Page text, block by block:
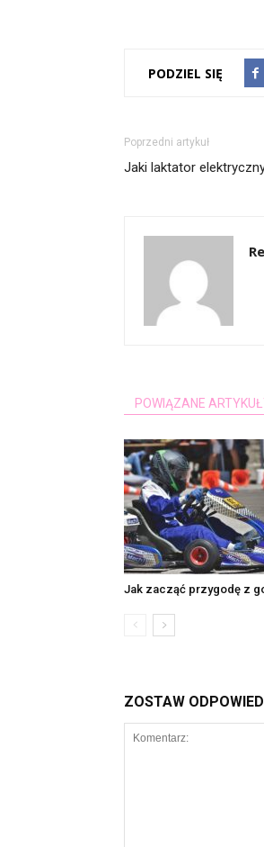
PODZIEL SIĘ
Poprzedni artykuł
Jaki laktator
POWIĄZANE
Jak zacząć przygodę z
ZOSTAW